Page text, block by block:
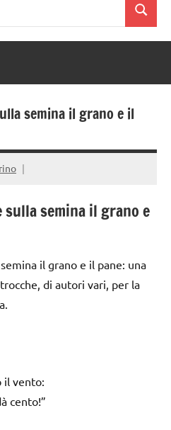
Cerca
semina il grano e il
semina il grano e
il grano e il pane: una
di autori vari, per la
il vento:
cento!”